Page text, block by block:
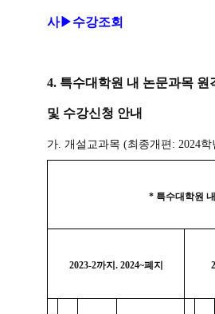
사▶수강조회
4. 특수대학원 내 논문과목 원
및 수강신청 안내
가. 개설교과목 (최종개편: 2024
* 특수대학원
2023-2까지 . 2024~폐지